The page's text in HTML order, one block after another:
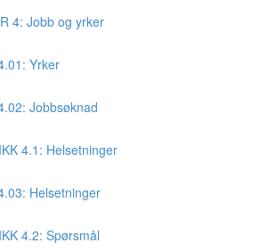
4: Jobb og yrker
Yrker
Jobbsøknad
4.1: Helsetninger
Helsetninger
4.2: Spørsmål